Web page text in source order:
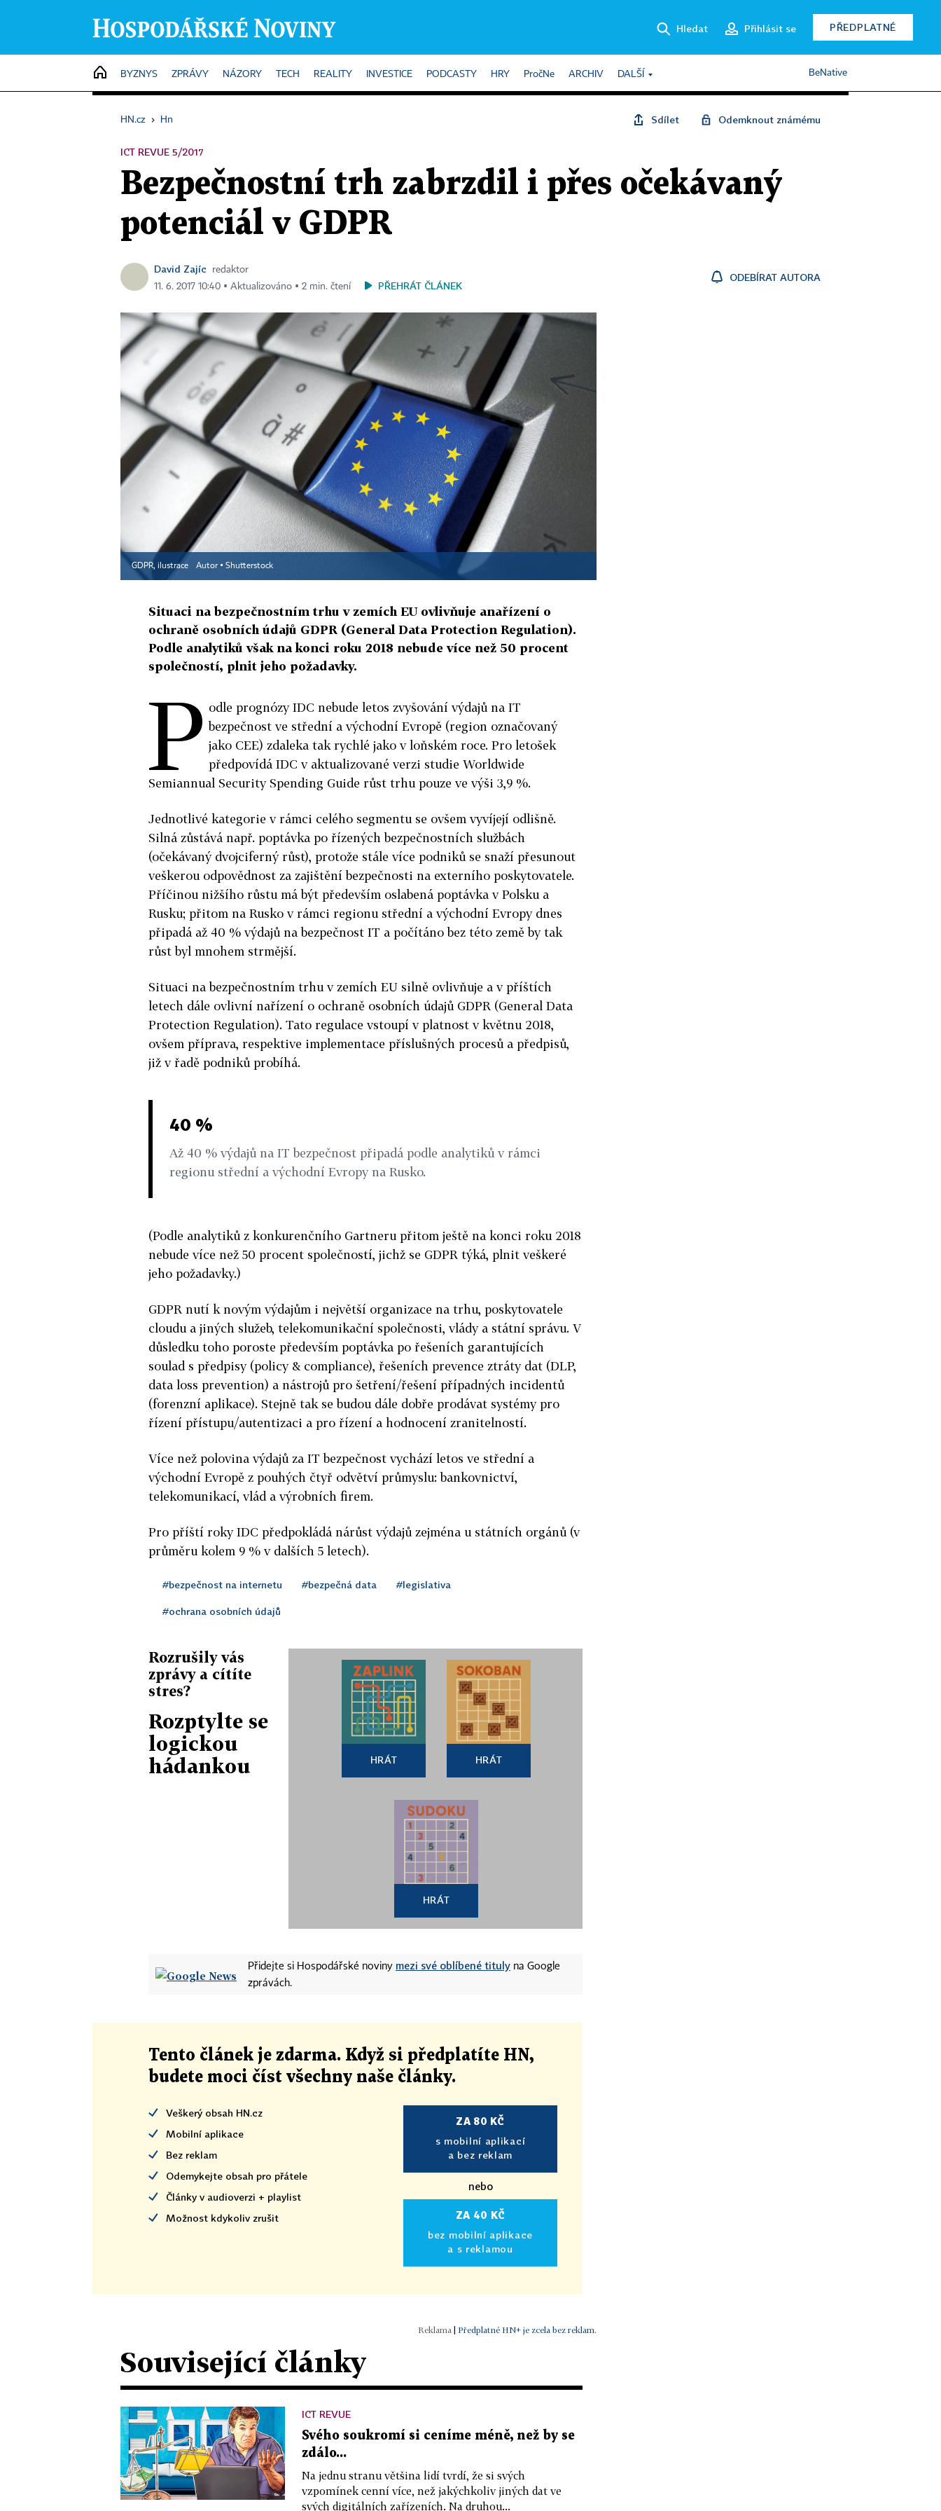
Hledat Přihlásit se PŘEDPLATNÉ
HOME
BYZNYS ZPRÁVY NÁZORY TECH REALITY INVESTICE PODCASTY HRY PročNe ARCHIV DALŠÍ BeNative
HN.cz › Hn Sdílet Odemknout známému
ICT REVUE 5/2017
Bezpečnostní trh zabrzdil i přes očekávaný
potenciál v GDPR
David Zajíc
redaktor
11. 6. 2017 10:40 ▪ Aktualizováno ▪ 2 min. čtení
PŘEHRÁT ČLÁNEK
ODEBÍRAT AUTORA
GDPR, ilustrace Autor ▪ Shutterstock
Situaci na bezpečnostním trhu v zemích EU ovlivňuje anařízení o
ochraně osobních údajů GDPR (General Data Protection Regulation).
Podle analytiků však na konci roku 2018 nebude více než 50 procent
společností, plnit jeho požadavky.
P odle prognózy IDC nebude letos zvyšování výdajů na IT
bezpečnost ve střední a východní Evropě (region označovaný
jako CEE) zdaleka tak rychlé jako v loňském roce. Pro letošek
předpovídá IDC v aktualizované verzi studie Worldwide
Semiannual Security Spending Guide růst trhu pouze ve výši 3,9 %.
Jednotlivé kategorie v rámci celého segmentu se ovšem vyvíjejí odlišně.
Silná zůstává např. poptávka po řízených bezpečnostních službách
(očekávaný dvojciferný růst), protože stále více podniků se snaží přesunout
veškerou odpovědnost za zajištění bezpečnosti na externího poskytovatele.
Příčinou nižšího růstu má být především oslabená poptávka v Polsku a
Rusku; přitom na Rusko v rámci regionu střední a východní Evropy dnes
připadá až 40 % výdajů na bezpečnost IT a počítáno bez této země by tak
růst byl mnohem strmější.
Situaci na bezpečnostním trhu v zemích EU silně ovlivňuje a v příštích
letech dále ovlivní nařízení o ochraně osobních údajů GDPR (General Data
Protection Regulation). Tato regulace vstoupí v platnost v květnu 2018,
ovšem příprava, respektive implementace příslušných procesů a předpisů,
již v řadě podniků probíhá.
40 %
Až 40 % výdajů na IT bezpečnost připadá podle analytiků v rámci
regionu střední a východní Evropy na Rusko.
(Podle analytiků z konkurenčního Gartneru přitom ještě na konci roku 2018
nebude více než 50 procent společností, jichž se GDPR týká, plnit veškeré
jeho požadavky.)
GDPR nutí k novým výdajům i největší organizace na trhu, poskytovatele
cloudu a jiných služeb, telekomunikační společnosti, vlády a státní správu. V
důsledku toho poroste především poptávka po řešeních garantujících
soulad s předpisy (policy & compliance), řešeních prevence ztráty dat (DLP,
data loss prevention) a nástrojů pro šetření/řešení případných incidentů
(forenzní aplikace). Stejně tak se budou dále dobře prodávat systémy pro
řízení přístupu/autentizaci a pro řízení a hodnocení zranitelností.
Více než polovina výdajů za IT bezpečnost vychází letos ve střední a
východní Evropě z pouhých čtyř odvětví průmyslu: bankovnictví,
telekomunikací, vlád a výrobních firem.
Pro příští roky IDC předpokládá nárůst výdajů zejména u státních orgánů (v
průměru kolem 9 % v dalších 5 letech).
#bezpečnost na internetu #bezpečná data #legislativa
#ochrana osobních údajů
Rozrušily vás
zprávy a cítíte
stres?
Rozptylte se
logickou
hádankou
HRÁT HRÁT
HRÁT
Přidejte si Hospodářské noviny mezi své oblíbené tituly na Google
zprávách.
Tento článek je zdarma. Když si předplatíte HN,
budete moci číst všechny naše články.
Veškerý obsah HN.cz
Mobilní aplikace
Bez reklam
Odemykejte obsah pro přátele
Články v audioverzi + playlist
Možnost kdykoliv zrušit
ZA 80 KČ
s mobilní aplikací
a bez reklam
nebo
ZA 40 KČ
bez mobilní aplikace
a s reklamou
Předplatné HN+ je zcela bez reklam.
Související články
ICT REVUE
Svého soukromí si ceníme méně, než by se
zdálo...
Na jednu stranu většina lidí tvrdí, že si svých
vzpomínek cenní více, než jakýchkoliv jiných dat ve
svých digitálních zařízeních. Na druhou...